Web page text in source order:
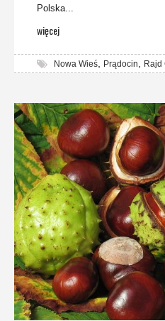
Polska...
więcej
Nowa Wieś Prądocin Rajd